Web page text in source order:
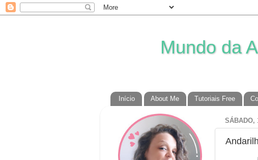
Mundo da
Início About Me Tutoriais Free
SÁBADO,